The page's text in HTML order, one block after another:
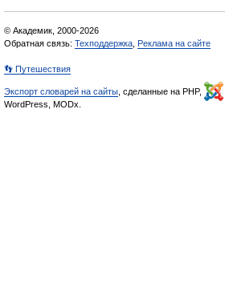
© Академик, 2000-2026
Обратная связь: Техподдержка Реклама на сайте
👣 Путешествия
Экспорт словарей на сайты , сделанные на PHP,
WordPress, MODx.